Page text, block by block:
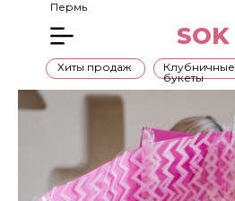
Пермь
SOK
Клубничные
букеты
Хиты продаж